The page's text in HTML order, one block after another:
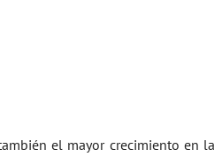
el mayor crecimiento en la